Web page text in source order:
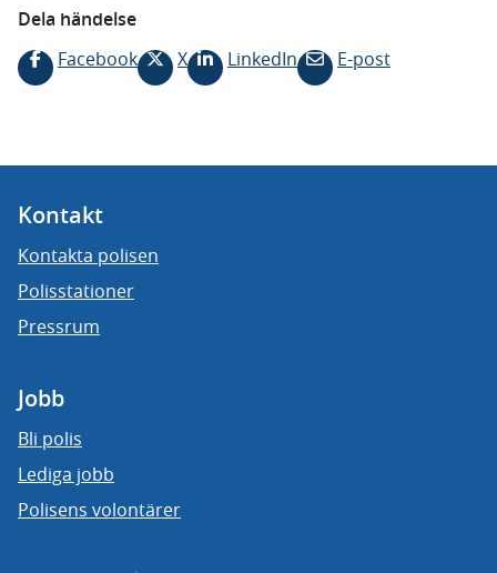
Dela händelse
Facebook
X LinkedIn E-post
Kontakt
Kontakta polisen
Polisstationer
Pressrum
Jobb
Bli polis
Lediga jobb
Polisens volontärer